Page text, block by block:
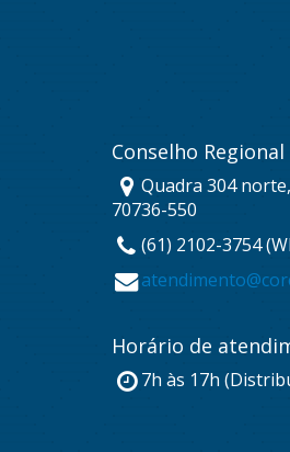
Conselho
Quadra 304
70736-550
(61) 2102-3754
Horário de
7h às 17h